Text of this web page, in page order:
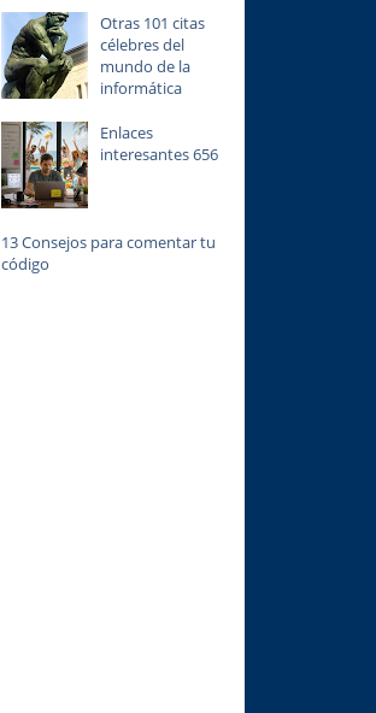
Otras 101 citas
célebres del
mundo de la
informática
Enlaces
interesantes 656
13 Consejos para comentar tu
código